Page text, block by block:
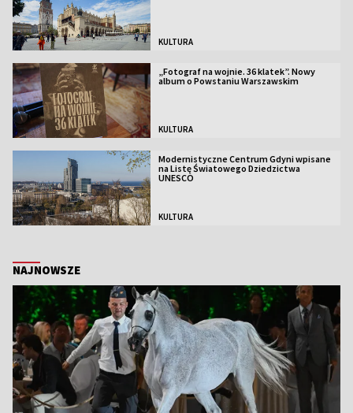
KULTURA
„Fotograf na wojnie. 36 klatek”. Nowy
album o Powstaniu Warszawskim
KULTURA
Modernistyczne Centrum Gdyni wpisane
na Listę Światowego Dziedzictwa
UNESCO
KULTURA
NAJNOWSZE